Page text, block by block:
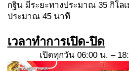
กฐิน มีระยะทางประมาณ 35 กิโล
ประมาณ 45 นาที
เวลาทำการเปิด-ปิด
เปิดทุกวัน 06:00 น. –